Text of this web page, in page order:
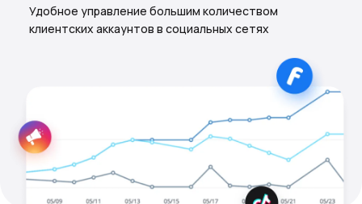
Удобное управление большим количеством
клиентских аккаунтов в социальных сетях